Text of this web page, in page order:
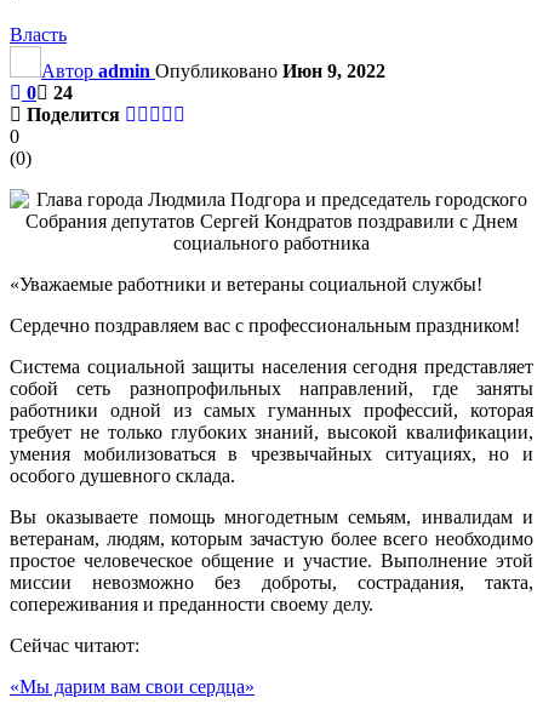
Власть
Автор admin Опубликовано Июн 9, 2022
0
24
Поделится
0
(0)
«Уважаемые работники и ветераны социальной службы!
Сердечно поздравляем вас с профессиональным праздником!
Система социальной защиты населения сегодня представляет
собой сеть разнопрофильных направлений, где заняты
работники одной из самых гуманных профессий, которая
требует не только глубоких знаний, высокой квалификации,
умения мобилизоваться в чрезвычайных ситуациях, но и
особого душевного склада.
Вы оказываете помощь многодетным семьям, инвалидам и
ветеранам, людям, которым зачастую более всего необходимо
простое человеческое общение и участие. Выполнение этой
миссии невозможно без доброты, сострадания, такта,
сопереживания и преданности своему делу.
Сейчас читают:
«Мы дарим вам свои сердца»